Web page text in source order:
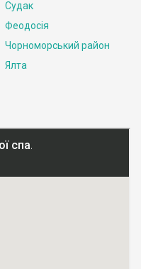
Судак
Феодосія
Чорноморський район
Ялта